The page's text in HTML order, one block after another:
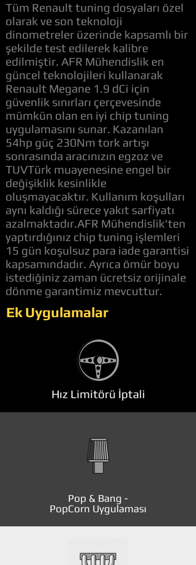
Tüm Renault tuning dosyaları özel
olarak ve son teknoloji
dinometreler üzerinde kapsamlı bir
şekilde test edilerek kalibre
edilmiştir. AFR Mühendislik en
güncel teknolojileri kullanarak
Renault Megane 1.9 dCi için
güvenlik sınırları çerçevesinde
mümkün olan en iyi chip tuning
uygulamasını sunar. Kazanılan
54hp güç 230Nm tork artışı
sonrasında aracınızın egzoz ve
TUVTürk muayenesine engel bir
değişiklik kesinlikle
oluşmayacaktır. Kullanım koşulları
aynı kaldığı sürece yakıt sarfiyatı
azalmaktadır.AFR Mühendislik'ten
yaptırdığınız chip tuning işlemleri
15 gün koşulsuz para iade garantisi
kapsamındadır. Ayrıca ömür boyu
istediğiniz zaman ücretsiz orijinale
dönme garantimiz mevcuttur.
Ek Uygulamalar
Hız Limitörü İptali
Pop & Bang -
PopCorn Uygulaması